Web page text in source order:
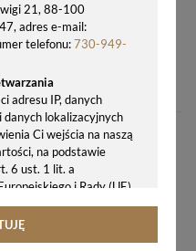
21, 88-100
adres e-mail:
telefonu:730-949-
adresu IP, danych
lokalizacyjnych
Ci wejścia na naszą
na podstawie
6 ust. 1 lit. a
i Rady (UE)
ochrony osób
danych
zł
ZEGARKA